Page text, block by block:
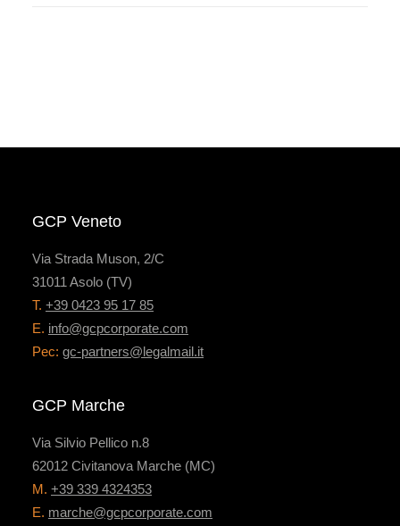
GCP Veneto
Via Strada Muson, 2/C
31011 Asolo (TV)
T. +39 0423 95 17 85
E. info@gcpcorporate.com
Pec: gc-partners@legalmail.it
GCP Marche
Via Silvio Pellico n.8
62012 Civitanova Marche (MC)
M. +39 339 4324353
E. marche@gcpcorporate.com